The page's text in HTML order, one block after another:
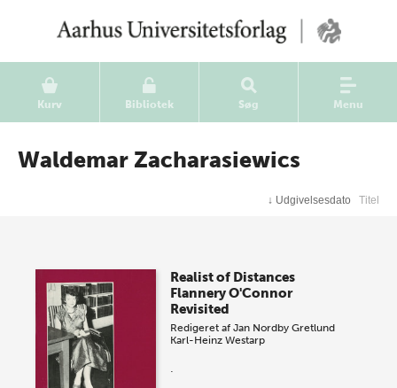
Kurv Bibliotek Søg Menu
Waldemar Zacharasiewics
↓ Udgivelsesdato Titel
Realist of Distances
Flannery O'Connor
Revisited
Redigeret afJan Nordby Gretlund
Karl-Heinz Westarp
.